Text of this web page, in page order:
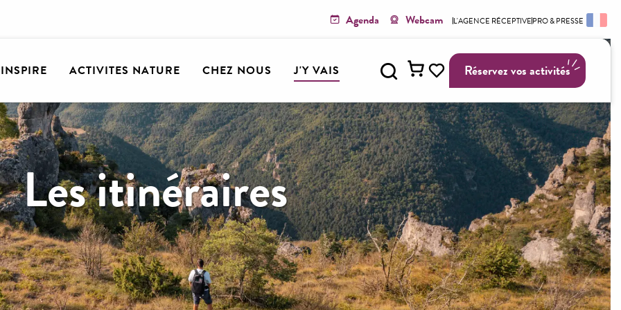
Réservez vos activités
Voir les favoris
Recherche
Agenda Webcam L'AGENCE RÉCEPTIVEPRO & PRESSE
ACTIVITES NATURE CHEZ NOUS J'Y VAIS
Les itinéraires